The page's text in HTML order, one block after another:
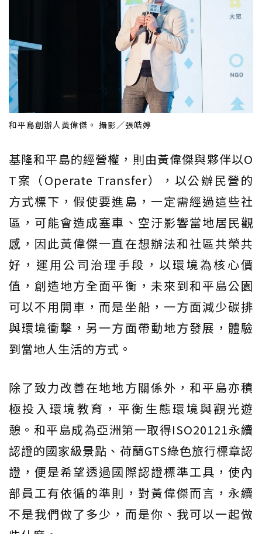
和平島創辦人黃偉傑。 攝影／張皓婷
基隆和平島的經營權，則由黃偉傑與夥伴以O
T案（Operate Transfer），以公辦民營的
方式標下，假使要進島，一定需經過這些社
區，可能會造成塞車、空汙影響當地居民觀
感，因此黃偉傑一直在想辦法和社區共榮共
好，運用公司治理手段，以環境為核心價
值，創造地方全面平衡，未來到和平島公園
可以不用開車，而是坐船，一方面減少碳排
與環境衝擊，另一方面帶動地方發展，體驗
到當地人生活的方式。
除了致力改善在地地方關係外，和平島亦積
極投入環境教育，平衡生態環境與觀光遊
憩。和平島成為亞洲第一取得ISO20121永續
認證的國家級景點、荷蘭GTS綠色旅行標章認
證，便是希望透過國際認證標準工具，使內
部員工有依循的準則，對黃偉傑而言，永續
不是我們做了多少，而是你、我可以一起做